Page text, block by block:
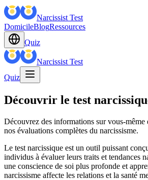
Narcissist Test
DomicileBlogRessources
Quiz
Narcissist Test
Quiz
Découvrir le test
Découvrez des informations sur vous-même
nos évaluations complètes du narcissisme.
Le test narcissique est un outil puissant
individus à évaluer leurs traits et tendances
une conscience de soi plus profonde et
narcissisme affecte les relations et la santé